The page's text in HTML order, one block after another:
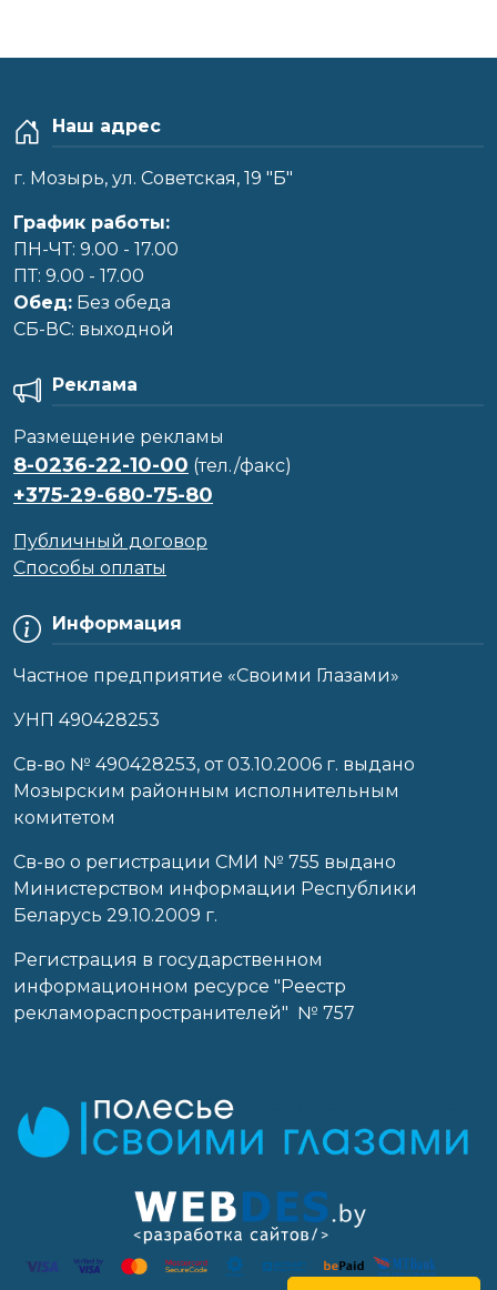
Наш адрес
г. Мозырь, ул. Советская, 19 "Б"
График работы:
ПН-ЧТ: 9.00 - 17.00
ПТ: 9.00 - 17.00
Обед: Без обеда
CБ-ВС: выходной
Информация
Частное предприятие «Своими Глазами»
УНП 490428253
Cв-во № 490428253, от 03.10.2006 г. выдано
Мозырским районным исполнительным
комитетом
Св-во о регистрации СМИ № 755 выдано
Министерством информации Республики
Беларусь 29.10.2009 г.
Регистрация в государственном
информационном ресурсе "Реестр
рекламораспространителей" № 757
Реклама
Размещение рекламы
8-0236-22-10-00 (тел./факс)
+375-29-680-75-80
Публичный договор
Способы оплаты